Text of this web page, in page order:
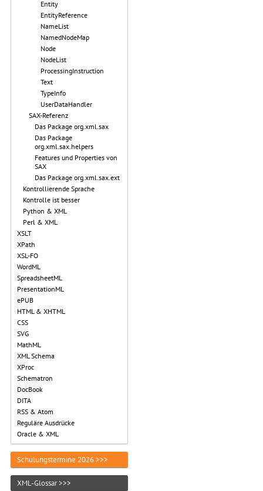
Entity
EntityReference
NameList
NamedNodeMap
Node
NodeList
ProcessingInstruction
Text
TypeInfo
UserDataHandler
SAX-Referenz
Das Package org.xml.sax
Das Package
org.xml.sax.helpers
Features und Properties von
SAX
Das Package org.xml.sax.ext
Kontrollierende Sprache
Kontrolle ist besser
Python & XML
Perl & XML
XSLT
XPath
XSL-FO
WordML
SpreadsheetML
PresentationML
ePUB
HTML & XHTML
CSS
SVG
MathML
XML Schema
XProc
Schematron
DocBook
DITA
RSS & Atom
Reguläre Ausdrücke
Oracle & XML
Schulungstermine 2026 >>>
XML-Glossar >>>